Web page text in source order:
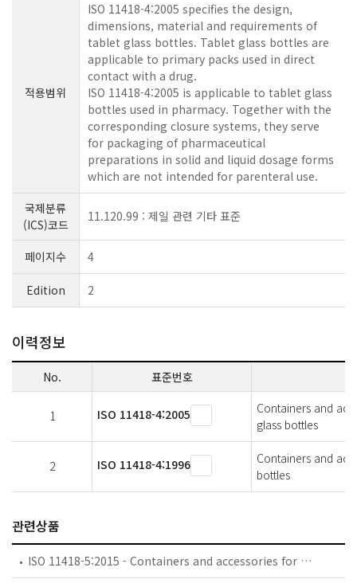
적용범위
ISO 11418-4:2005 specifies the design,
dimensions, material and requirements of
tablet glass bottles. Tablet glass bottles are
applicable to primary packs used in direct
contact with a drug.
ISO 11418-4:2005 is applicable to tablet glass
bottles used in pharmacy. Together with the
corresponding closure systems, they serve
for packaging of pharmaceutical
preparations in solid and liquid dosage forms
which are not intended for parenteral use.
국제분류
(ICS)코드
11.120.99 : 제일 관련 기타 표준
페이지수 4
Edition 2
이력정보
No. 표준번호
1 ISO 11418-4:2005
Containers and
glass bottles
2 ISO 11418-4:1996
Containers and
bottles
관련상품
ISO 11418-5:2015 - Containers and accessories for pharmaceutical preparations — Part 5: Dropper assemblies